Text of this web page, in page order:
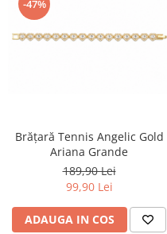
-47%
Brățară Tennis Angelic Gold
Ariana Grande
189,90 Lei
99,90 Lei
ADAUGA IN COS